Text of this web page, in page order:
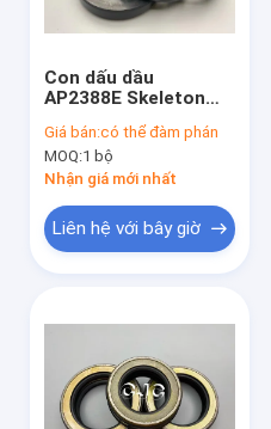
Con dấu dầu
AP2388E Skeleton
NBR FKM chống bụi
nước
Giá bán:có thể đàm phán
MOQ:1 bộ
Nhận giá mới nhất
Liên hệ với bây giờ